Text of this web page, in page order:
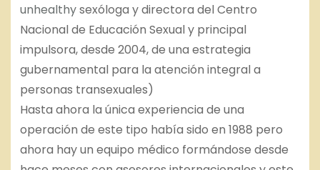
unhealthysexóloga y directora del Centro
Nacional de Educación Sexual y principal
impulsora, desde 2004, de una estrategia
gubernamental para la atención integral a
personas transexuales)
Hasta ahora la única experiencia de una
operación de este tipo había sido en 1988 pero
ahora hay un equipo médico formándose desde